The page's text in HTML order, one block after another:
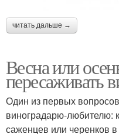
читать дальше →
Весна или
пересаживать
Один из первых
виноградарю-любителю:
саженцев или черенков